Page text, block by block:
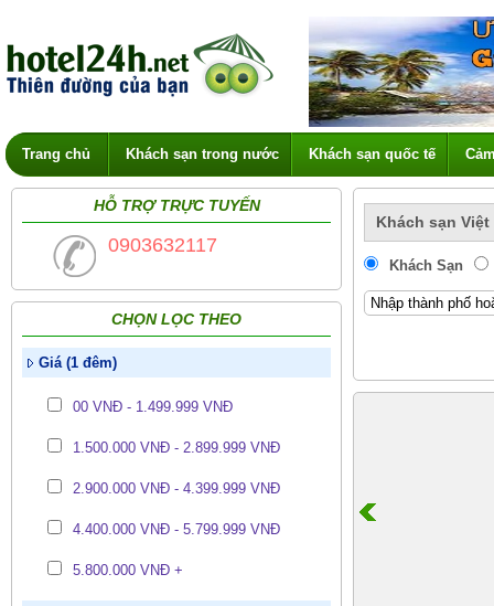
Trang chủ Khách sạn trong nước Khách sạn quốc tế
HỖ TRỢ TRỰC TUYẾN
0903632117
CHỌN LỌC THEO
Giá (1 đêm)
00 VNĐ - 1.499.999 VNĐ
1.500.000 VNĐ - 2.899.999 VNĐ
2.900.000 VNĐ - 4.399.999 VNĐ
4.400.000 VNĐ - 5.799.999 VNĐ
5.800.000 VNĐ +
Khách sạn Việt
Khách Sạn